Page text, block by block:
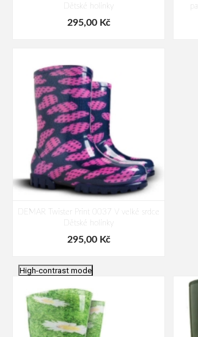
Dětské holínky
295,00 Kč
DEMAR Twister Print 0037 V velké srdce
Dětské holínky
295,00 Kč
High-contrast mode